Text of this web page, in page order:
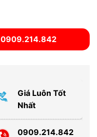
0909.214.842
Giá Luôn Tốt
Nhất
0909.214.842